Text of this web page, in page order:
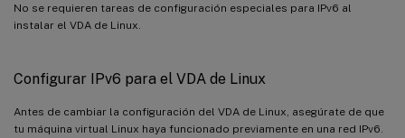
No se requieren tareas de configuración especiales para IPv6 al
instalar el VDA de Linux.
Configurar IPv6 para el VDA de Linux
Antes de cambiar la configuración del VDA de Linux, asegúrate de que
tu máquina virtual Linux haya funcionado previamente en una red IPv6.